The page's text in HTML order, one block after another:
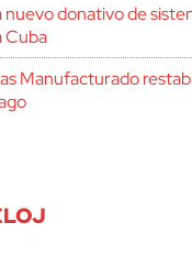
donativo de
Cuba
Manufacturado